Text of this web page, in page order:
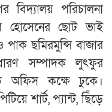
পরিচালনা
হোসেনের ছোট ভাই
ছমিরমুন্সি বাজার
সম্পাদক লুৎফুর
অফিস কক্ষে ঢুকে।
শার্ট, প্যান্ট, ছিঁড়ে